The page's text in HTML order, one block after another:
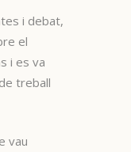
i debat,
el
i es va
treball
vau